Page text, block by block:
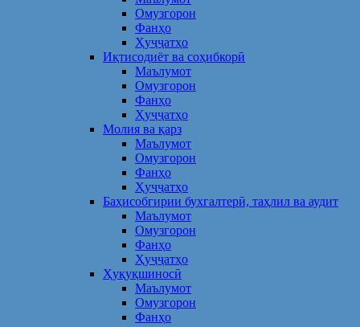
Омузгорон
Фанҳо
Ҳуҷҷатҳо
Иқтисодиёт ва соҳибкорӣ
Маълумот
Омузгорон
Фанҳо
Ҳуҷҷатҳо
Молия ва қарз
Маълумот
Омузгорон
Фанҳо
Ҳуҷҷатҳо
Баҳисобгирии бухгалтерӣ, таҳлил ва аудит
Маълумот
Омузгорон
Фанҳо
Ҳуҷҷатҳо
Ҳуқуқшиносӣ
Маълумот
Омузгорон
Фанҳо